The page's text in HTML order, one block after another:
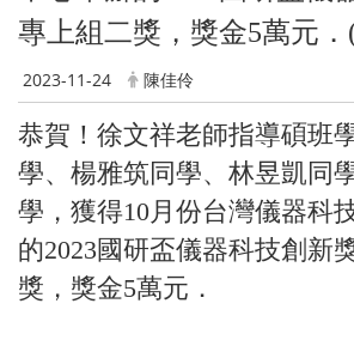
專上組二獎，獎金5萬元．
2023-11-24 陳佳伶
恭賀！徐文祥老師指導碩班
學、楊雅筑同學、林昱凱同
學，獲得10月份台灣儀器科
的2023國研盃儀器科技創新
獎，獎金5萬元．